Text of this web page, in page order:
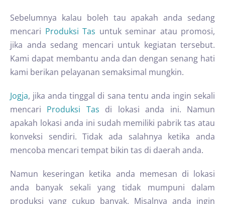
Sebelumnya kalau boleh tau apakah anda sedang
mencari Produksi Tas untuk seminar atau promosi,
jika anda sedang mencari untuk kegiatan tersebut.
Kami dapat membantu anda dan dengan senang hati
kami berikan pelayanan semaksimal mungkin.
Jogja, jika anda tinggal di sana tentu anda ingin sekali
mencari Produksi Tas di lokasi anda ini. Namun
apakah lokasi anda ini sudah memiliki pabrik tas atau
konveksi sendiri. Tidak ada salahnya ketika anda
mencoba mencari tempat bikin tas di daerah anda.
Namun keseringan ketika anda memesan di lokasi
anda banyak sekali yang tidak mumpuni dalam
produksi yang cukup banyak. Misalnya anda ingin